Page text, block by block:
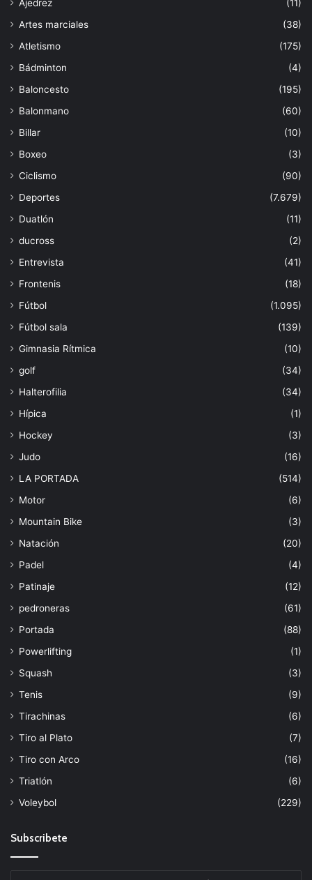
Ajedrez
(11)
Artes marciales
(38)
Atletismo
(175)
Bádminton
(4)
Baloncesto
(195)
Balonmano
(60)
Billar
(10)
Boxeo
(3)
Ciclismo
(90)
Deportes
(7.679)
Duatlón
(11)
ducross
(2)
Entrevista
(41)
Frontenis
(18)
Fútbol
(1.095)
Fútbol sala
(139)
Gimnasia Rítmica
(10)
golf
(34)
Halterofilia
(34)
Hípica
(1)
Hockey
(3)
Judo
(16)
LA PORTADA
(514)
Motor
(6)
Mountain Bike
(3)
Natación
(20)
Padel
(4)
Patinaje
(12)
pedroneras
(61)
Portada
(88)
Powerlifting
(1)
Squash
(3)
Tenis
(9)
Tirachinas
(6)
Tiro al Plato
(7)
Tiro con Arco
(16)
Triatlón
(6)
Voleybol
(229)
Subscribete